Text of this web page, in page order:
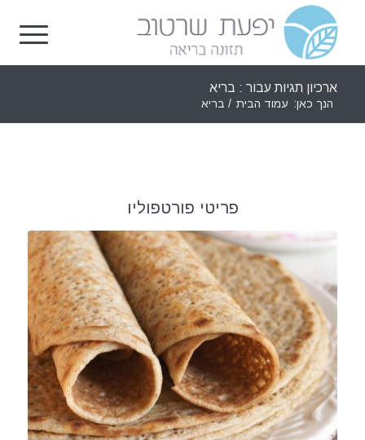
ארכיון תגיות עבור : בריא
הנך כאן: עמוד הבית / בריא
פריטי פורטפוליו